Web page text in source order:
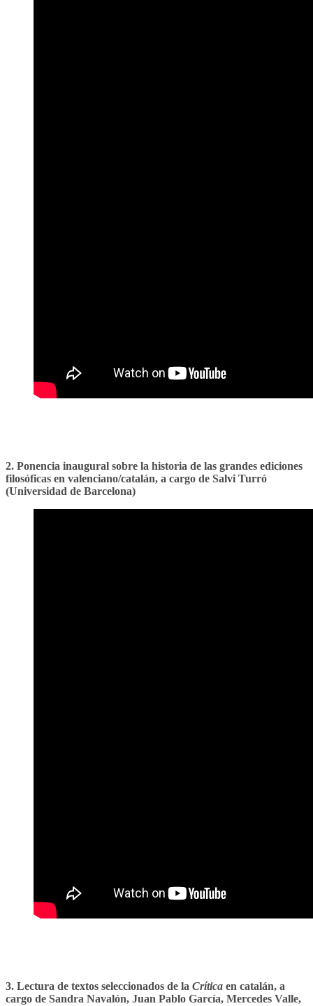
2. Ponencia inaugural sobre la historia de las grandes ediciones
filosóficas en valenciano/catalán, a cargo de Salvi Turró
(Universidad de Barcelona)
3. Lectura de textos seleccionados de la Crítica en catalán, a
cargo de Sandra Navalón, Juan Pablo García, Mercedes Valle,